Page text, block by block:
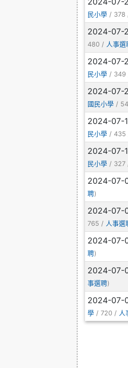
民小學 / 378
2024-07-
480 / 人事選
2024-07-
民小學 / 349
2024-07-
國民小學 /
2024-07-
民小學 /
2024-07-
民小學 / 327
2024-
聘)
2024-07-
765 / 人事選
2024-
聘)
2024-07-
事選聘)
2024-07-
學 / 720 / 人